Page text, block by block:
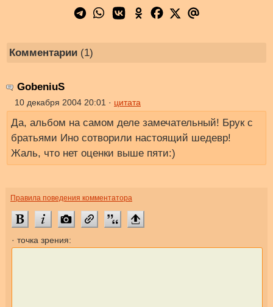
Комментарии (1)
GobeniuS
10 декабря 2004 20:01 · цитата
Да, альбом на самом деле замечательный! Брук с
братьями Ино сотворили настоящий шедевр!
Жаль, что нет оценки выше пяти:)
Правила поведения комментатора
· точка зрения: